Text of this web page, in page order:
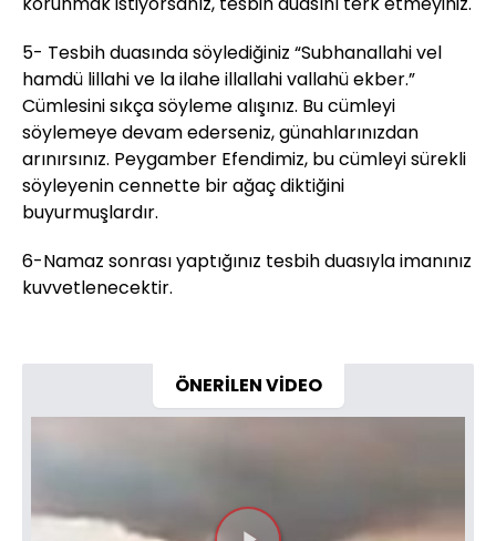
5- Tesbih duasında söylediğiniz “Subhanallahi vel
hamdü lillahi ve la ilahe illallahi vallahü ekber.”
Cümlesini sıkça söyleme alışınız. Bu cümleyi
söylemeye devam ederseniz, günahlarınızdan
arınırsınız. Peygamber Efendimiz, bu cümleyi sürekli
söyleyenin cennette bir ağaç diktiğini
buyurmuşlardır.
6-Namaz sonrası yaptığınız tesbih duasıyla imanınız
kuvvetlenecektir.
ÖNERİLEN VİDEO